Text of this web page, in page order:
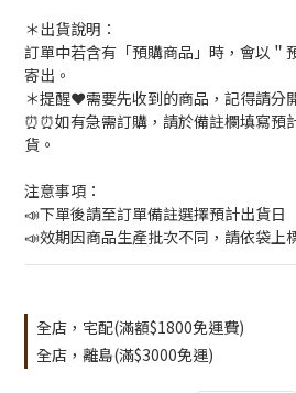
＊出貨說明：
訂單中若含有「預購商品」時，會以＂
寄出。
＊提醒❤️需要先收到的商品，記得請分
⏰⏰如有急需訂購，請於備註欄填寫預
貨。
注意事項：
📣下單後請至訂單備註選擇預計出貨日
📣效期因商品生產批次不同，請依袋上
全店，宅配(滿額$1800免運費)
全店，離島(滿$3000免運)